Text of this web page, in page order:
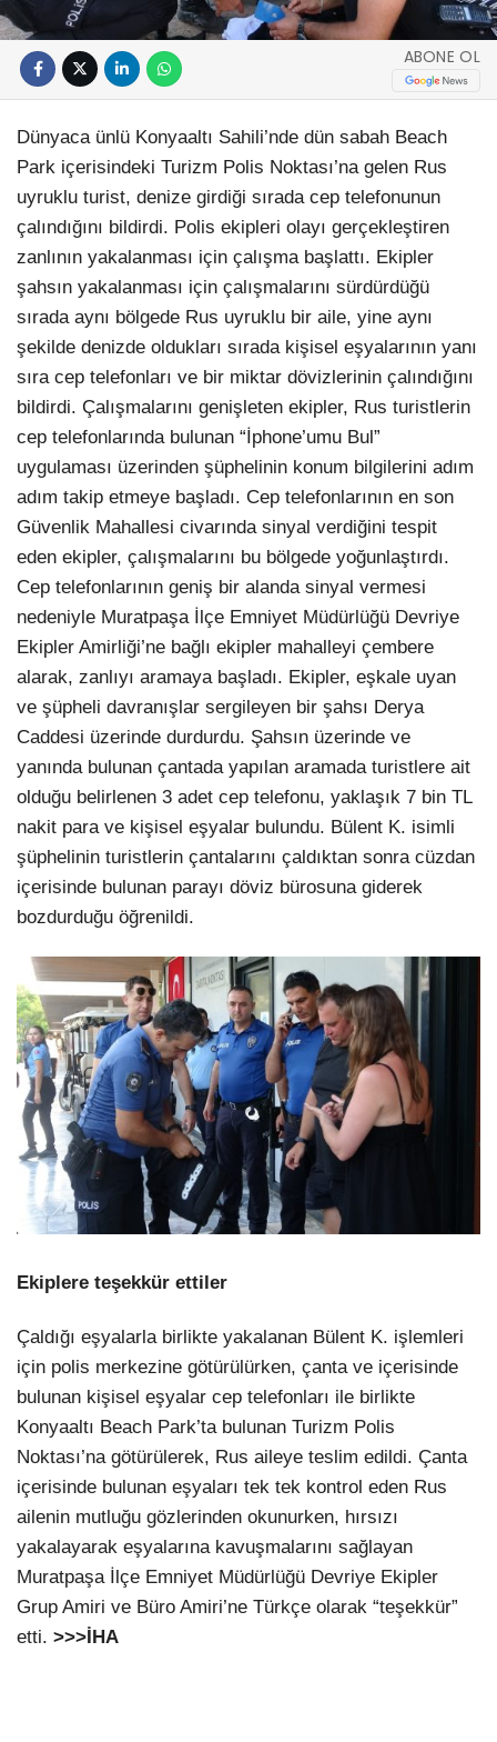
ABONE OL
Dünyaca ünlü Konyaaltı Sahili’nde dün sabah Beach
Park içerisindeki Turizm Polis Noktası’na gelen Rus
uyruklu turist, denize girdiği sırada cep telefonunun
çalındığını bildirdi. Polis ekipleri olayı gerçekleştiren
zanlının yakalanması için çalışma başlattı. Ekipler
şahsın yakalanması için çalışmalarını sürdürdüğü
sırada aynı bölgede Rus uyruklu bir aile, yine aynı
şekilde denizde oldukları sırada kişisel eşyalarının yanı
sıra cep telefonları ve bir miktar dövizlerinin çalındığını
bildirdi. Çalışmalarını genişleten ekipler, Rus turistlerin
cep telefonlarında bulunan “İphone’umu Bul”
uygulaması üzerinden şüphelinin konum bilgilerini adım
adım takip etmeye başladı. Cep telefonlarının en son
Güvenlik Mahallesi civarında sinyal verdiğini tespit
eden ekipler, çalışmalarını bu bölgede yoğunlaştırdı.
Cep telefonlarının geniş bir alanda sinyal vermesi
nedeniyle Muratpaşa İlçe Emniyet Müdürlüğü Devriye
Ekipler Amirliği’ne bağlı ekipler mahalleyi çembere
alarak, zanlıyı aramaya başladı. Ekipler, eşkale uyan
ve şüpheli davranışlar sergileyen bir şahsı Derya
Caddesi üzerinde durdurdu. Şahsın üzerinde ve
yanında bulunan çantada yapılan aramada turistlere ait
olduğu belirlenen 3 adet cep telefonu, yaklaşık 7 bin TL
nakit para ve kişisel eşyalar bulundu. Bülent K. isimli
şüphelinin turistlerin çantalarını çaldıktan sonra cüzdan
içerisinde bulunan parayı döviz bürosuna giderek
bozdurduğu öğrenildi.
Ekiplere teşekkür ettiler
Çaldığı eşyalarla birlikte yakalanan Bülent K. işlemleri
için polis merkezine götürülürken, çanta ve içerisinde
bulunan kişisel eşyalar cep telefonları ile birlikte
Konyaaltı Beach Park’ta bulunan Turizm Polis
Noktası’na götürülerek, Rus aileye teslim edildi. Çanta
içerisinde bulunan eşyaları tek tek kontrol eden Rus
ailenin mutluğu gözlerinden okunurken, hırsızı
yakalayarak eşyalarına kavuşmalarını sağlayan
Muratpaşa İlçe Emniyet Müdürlüğü Devriye Ekipler
Grup Amiri ve Büro Amiri’ne Türkçe olarak “teşekkür”
etti. >>>İHA